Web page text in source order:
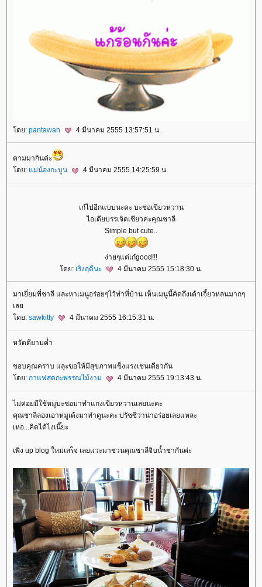
ดย: pantawan 4 มีนาคม 2555 13:57:51 น.
ตามมากินค่ะ
ดย: ม่น้องกะบูน 4 มีนาคม 2555 14:25:59 น.
เก๋ไปอีกแบบนะคะ บะช่อเขียวหวาน
ไอเดียบรรเจิดเชียวค่ะคุณชาลี
Simple but cute..
ง่ายๆแต่เก๋good!!!
ดย: เริงฤดีนะ 4 มีนาคม 2555 15:18:30 น.
มาเยี่ยมพี่ชาลี และหาเมนูอร่อยๆไว้ทำที่บ้าน เห็นเมนูนี้คิดถึงเต้าเจี้ยวหลนมากๆ
เล
ดย: sawkitty 4 มีนาคม 2555 16:15:31 น.
หวัดดียามค่ำ
ขอบคุณคราบ แลุะขอให้มีสุขภาพแข็งแรงเช่นเดียวกัน
ดย: กาแฟสดกะพรรณไม้งาม 4 มีนาคม 2555 19:13:43 น.
ไม่ค่อยมีใช้หมูบะช่อมาทำแกงเขียวหวานเลยนะคะ
คุณชาลีลองเอาหมูเด้งมาทำดูนะคะ ปรัซซี่ว่าน่าอร่อยเลยแหละ
เหอ...คิดได้ไงเนี๊ยะ
เพิ่ง up blog ใหม่เสร็จ เลยแวะมาชวนคุณชาลีจิบน้ำชากันค่ะ